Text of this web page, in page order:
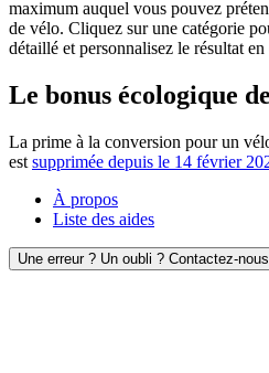
maximum auquel vous pouvez
de vélo. Cliquez sur une catégorie
détaillé et personnalisez le résultat
Le bonus écologique
La prime à la conversion pour un
est supprimée depuis le 14 février
À propos
Liste des aides
Une erreur ? Un oubli ? Contactez-